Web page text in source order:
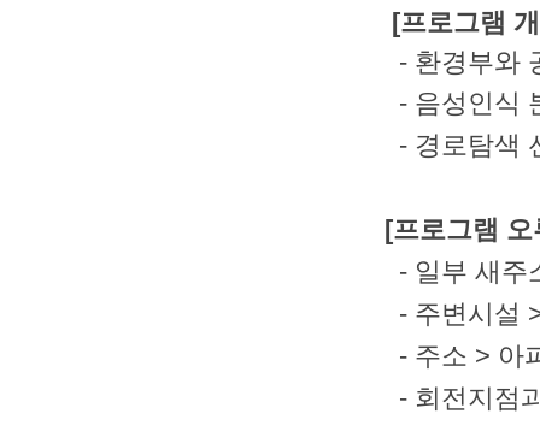
[프로그램
- 환경부와
- 음성인식
- 경로탐색
[프로그램
- 일부 새주
- 주변시설
- 주소 > 아
- 회전지점